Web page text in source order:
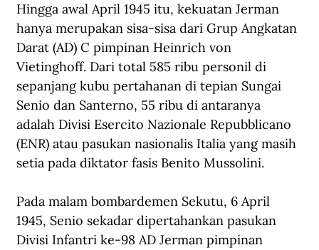
Hingga awal April 1945 itu, kekuatan Jerman
hanya merupakan sisa-sisa dari Grup Angkatan
Darat (AD) C pimpinan Heinrich von
Vietinghoff. Dari total 585 ribu personil di
sepanjang kubu pertahanan di tepian Sungai
Senio dan Santerno, 55 ribu di antaranya
adalah Divisi Esercito Nazionale Repubblicano
(ENR) atau pasukan nasionalis Italia yang masih
setia pada diktator fasis Benito Mussolini.
Pada malam bombardemen Sekutu, 6 April
1945, Senio sekadar dipertahankan pasukan
Divisi Infantri ke-98 AD Jerman pimpinan